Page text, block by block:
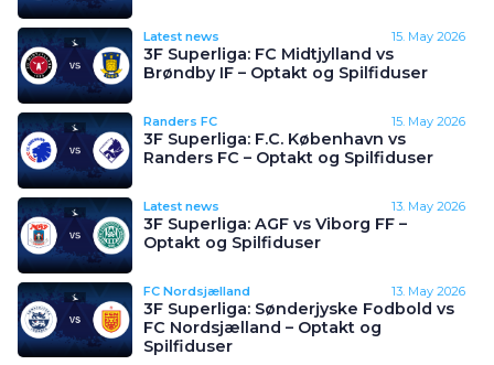
Latest news 15. May 2026
3F Superliga: FC Midtjylland vs
Brøndby IF – Optakt og Spilfiduser
Randers FC 15. May 2026
3F Superliga: F.C. København vs
Randers FC – Optakt og Spilfiduser
Latest news 13. May 2026
3F Superliga: AGF vs Viborg FF –
Optakt og Spilfiduser
FC Nordsjælland 13. May 2026
3F Superliga: Sønderjyske Fodbold vs
FC Nordsjælland – Optakt og
Spilfiduser